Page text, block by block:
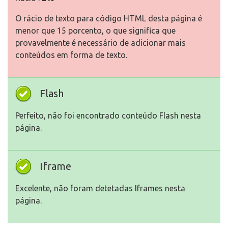
O rácio de texto para código HTML desta página é
menor que 15 porcento, o que significa que
provavelmente é necessário de adicionar mais
conteúdos em forma de texto.
Flash
Perfeito, não foi encontrado conteúdo Flash nesta
página.
Iframe
Excelente, não foram detetadas Iframes nesta
página.